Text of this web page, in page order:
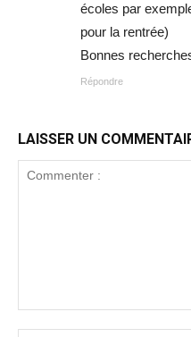
écoles par
pour la rentrée)
Bonnes
Répondre
LAISSER UN